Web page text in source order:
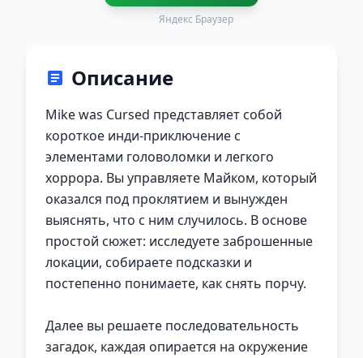
Яндекс Браузер
Описание
Mike was Cursed представляет собой
короткое инди-приключение с
элементами головоломки и легкого
хоррора. Вы управляете Майком, который
оказался под проклятием и вынужден
выяснять, что с ним случилось. В основе
простой сюжет: исследуете заброшенные
локации, собираете подсказки и
постепенно понимаете, как снять порчу.
Далее вы решаете последовательность
загадок, каждая опирается на окружение